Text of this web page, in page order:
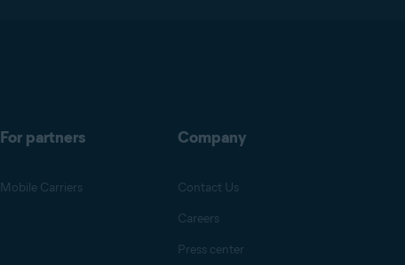
For partners
Mobile Carriers
Company
Contact Us
Careers
Press center